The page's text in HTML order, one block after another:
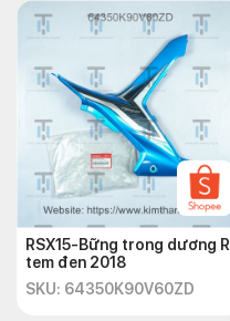
RSX15-Bững trong dương R
tem đen 2018
SKU: 64350K90V60ZD